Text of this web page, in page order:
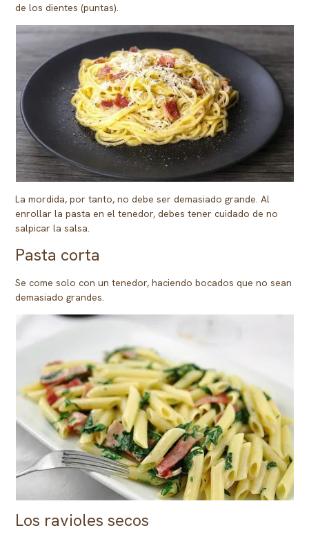
de los dientes (puntas).
La mordida, por tanto, no debe ser demasiado grande. Al
enrollar la pasta en el tenedor, debes tener cuidado de no
salpicar la salsa.
Pasta corta
Se come solo con un tenedor, haciendo bocados que no sean
demasiado grandes.
Los ravioles secos